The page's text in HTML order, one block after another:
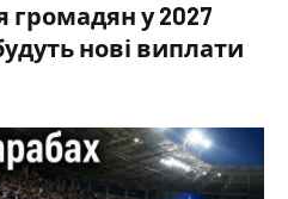
громадян у 2027
нові виплати